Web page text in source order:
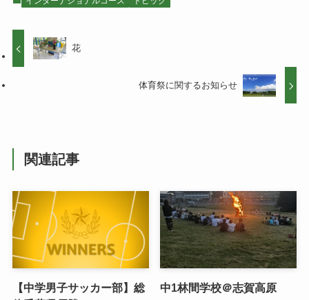
花
体育祭に関するお知らせ
関連記事
【中学男子サッカー部】総
中1林間学校＠志賀高原